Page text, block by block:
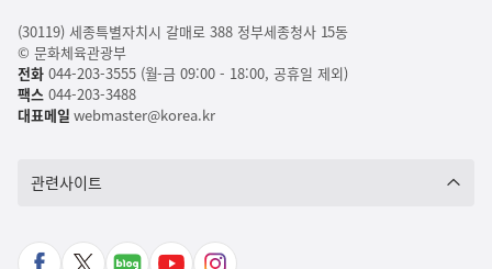
(30119) 세종특별자치시 갈매로 388 정부세종청사 15동
© 문화체육관광부
전화044-203-3555 (월-금 09:00 - 18:00, 공휴일 제외)
팩스044-203-3488
대표메일 webmaster@korea.kr
관련사이트